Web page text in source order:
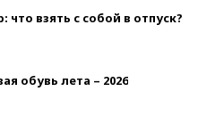
взять с собой в отпуск?
обувь лета – 2026